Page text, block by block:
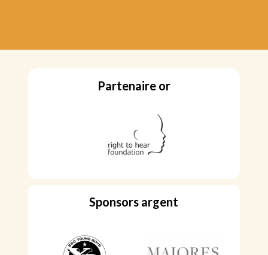
Partenaire or
Sponsors argent